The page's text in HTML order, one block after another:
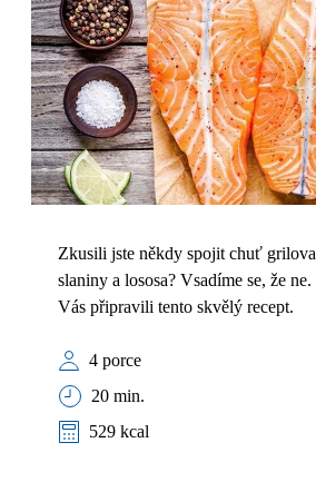
Zkusili jste někdy spojit chuť
slaniny a lososa? Vsadíme se, že
Vás připravili tento skvělý recept.
4 porce
20 min.
529 kcal